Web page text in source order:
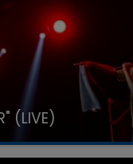
(LIVE)